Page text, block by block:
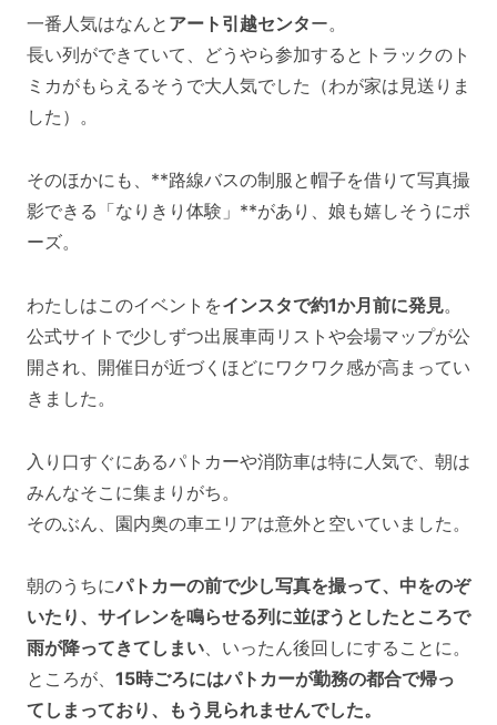
一番人気はなんと アート引越センター。
長い列ができていて、どうやら参加するとトラックのト
ミカがもらえるそうで大人気でした（わが家は見送りま
した）。
そのほかにも、**路線バスの制服と帽子を借りて写真撮
影できる「なりきり体験」**があり、娘も嬉しそうにポ
ーズ。
わたしはこのイベントをインスタで約1か月前に発見。
公式サイトで少しずつ出展車両リストや会場マップが公
開され、開催日が近づくほどにワクワク感が高まってい
きました。
入り口すぐにあるパトカーや消防車は特に人気で、朝は
みんなそこに集まりがち。
そのぶん、園内奥の車エリアは意外と空いていました。
朝のうちにパトカーの前で少し写真を撮って、中をのぞ
いたり、サイレンを鳴らせる列に並ぼうとしたところで
雨が降ってきてしまい、いったん後回しにすることに。
ところが、 15時ごろにはパトカーが勤務の都合で帰っ
てしまっており、もう見られませんでした。